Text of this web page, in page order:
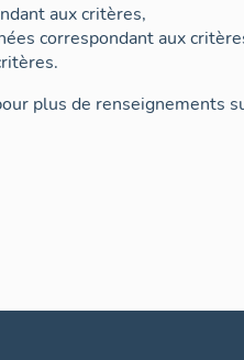
aux critères,
correspondant aux
plus de renseignements